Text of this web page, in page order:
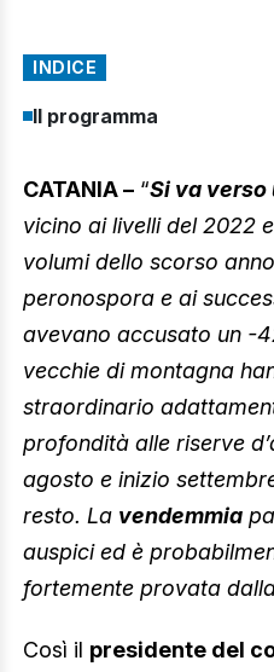
INDICE
Il programma
CATANIA – “Si va
vicino ai livelli del 2022
volumi dello scorso
peronospora e ai
avevano accusato un -
vecchie di montagna
straordinario
profondità alle riserve
agosto e inizio
resto. La vendemmia
auspici ed è
fortemente provata
Così il presidente del